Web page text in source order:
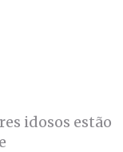
idosos estão